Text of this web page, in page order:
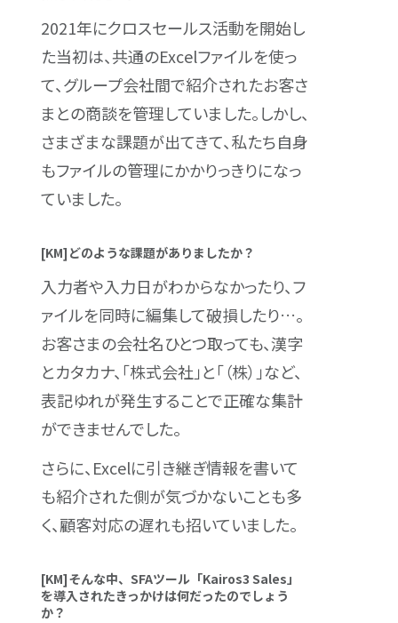
2021年にクロスセールス活動を開始し
た当初は、共通のExcelファイルを使っ
て、グループ会社間で紹介されたお客さ
まとの商談を管理していました。しかし、
さまざまな課題が出てきて、私たち自身
もファイルの管理にかかりっきりになっ
ていました。
[KM]どのような課題がありましたか？
入力者や入力日がわからなかったり、フ
ァイルを同時に編集して破損したり…。
お客さまの会社名ひとつ取っても、漢字
とカタカナ、「株式会社」と「（株）」など、
表記ゆれが発生することで正確な集計
ができませんでした。
さらに、Excelに引き継ぎ情報を書いて
も紹介された側が気づかないことも多
く、顧客対応の遅れも招いていました。
[KM]そんな中、SFAツール「Kairos3 Sales」
を導入されたきっかけは何だったのでしょう
か？